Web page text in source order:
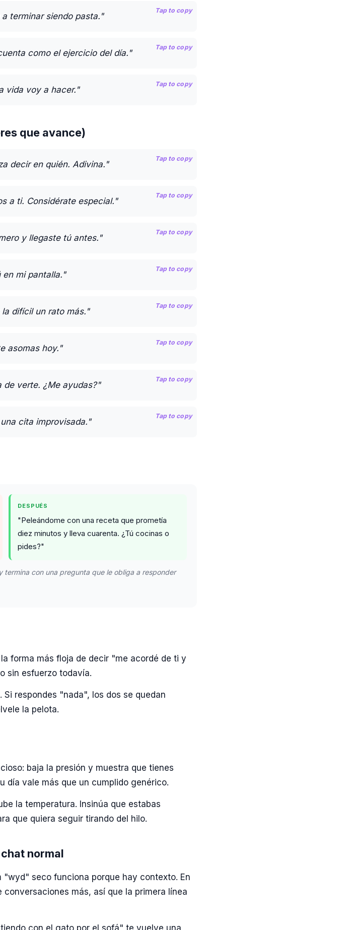
terminar siendo pasta."
Tap to copy
como el ejercicio del día."
Tap to copy
vida voy a hacer."
Tap to copy
que avance)
decir en quién. Adivina."
Tap to copy
a ti. Considérate especial."
Tap to copy
y llegaste tú antes."
Tap to copy
en mi pantalla."
Tap to copy
difícil un rato más."
Tap to copy
asomas hoy."
Tap to copy
de verte. ¿Me ayudas?"
Tap to copy
cita improvisada."
Tap to copy
DESPUÉS
"Peleándome con una receta que prometía
diez minutos y lleva cuarenta. ¿Tú cocinas o
pides?"
con una pregunta que le obliga a responder
forma más floja de decir "me acordé de ti y
sin esfuerzo todavía.
respondes "nada", los dos se quedan
la pelota.
baja la presión y muestra que tienes
día vale más que un cumplido genérico.
la temperatura. Insinúa que estabas
que quiera seguir tirando del hilo.
normal
seco funciona porque hay contexto. En
más, así que la primera línea
con el gato por el sofá" te vuelve una